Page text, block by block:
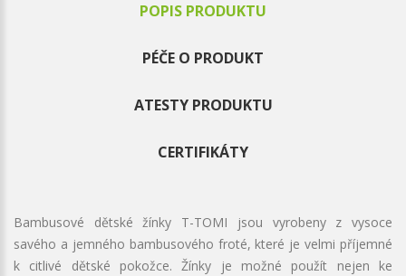
POPIS PRODUKTU
PÉČE O PRODUKT
ATESTY PRODUKTU
CERTIFIKÁTY
Bambusové dětské žínky T-TOMI jsou vyrobeny z vysoce
savého a jemného bambusového froté, které je velmi příjemné
k citlivé dětské pokožce. Žínky je možné použít nejen ke